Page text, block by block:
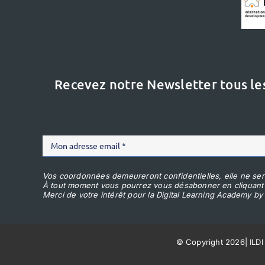
Recevez notre Newsletter tous
Vos coordonnées demeureront confidentielles, elle ne
À tout moment vous pourrez vous désabonner en
Merci de votre intérêt pour la Digital Learning Academy by
© Copyright 2026| ILDI